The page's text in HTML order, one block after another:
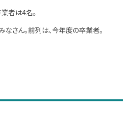
者は4名。
さん。前列は、今年度の卒業者。